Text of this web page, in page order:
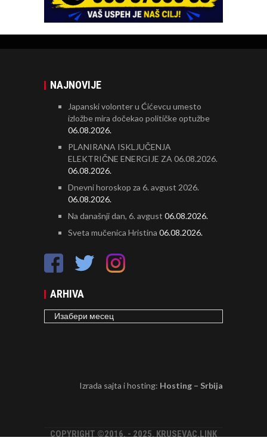
NAJNOVIJE
Japanski volonter u Ćićevcu umesto
izložbe mira dočekao političke optužbe
06.08.2026.
PLANIRANA ISKLJUČENJA
ELEKTRIČNE ENERGIJE ZA 06.08.2026.
06.08.2026.
Dnevni horoskop za 6. avgust 2026.
06.08.2026.
Na današnji dan, 6. avgust 06.08.2026.
Sveta mučenica Hristina 06.08.2026.
ARHIVA
ARHIVA
Izrada sajta i hosting: Hosting – Srbija
COPYRIGHT ©2016. - 2025. KRUSEVAC.LINK